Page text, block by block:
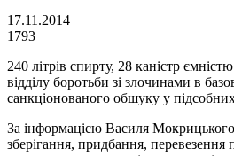
17.11.2014
1793
240 літрів спирту, 28 каністр
відділу боротьби зі злочинами в
санкціонованого обшуку у
За інформацією Василя
зберігання, придбання, перевезення